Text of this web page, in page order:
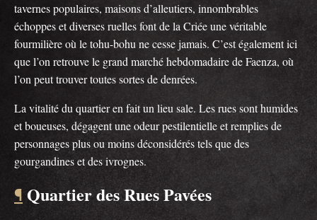
tavernes populaires, maisons d’alleutiers, innombrables
échoppes et diverses ruelles font de la Criée une véritable
fourmilière où le tohu-bohu ne cesse jamais. C’est également ici
que l’on retrouve le grand marché hebdomadaire de Faenza, où
l’on peut trouver toutes sortes de denrées.
La vitalité du quartier en fait un lieu sale. Les rues sont humides
et boueuses, dégagent une odeur pestilentielle et remplies de
personnages plus ou moins déconsidérés tels que des
gourgandines et des ivrognes.
¶ Quartier des Rues Pavées